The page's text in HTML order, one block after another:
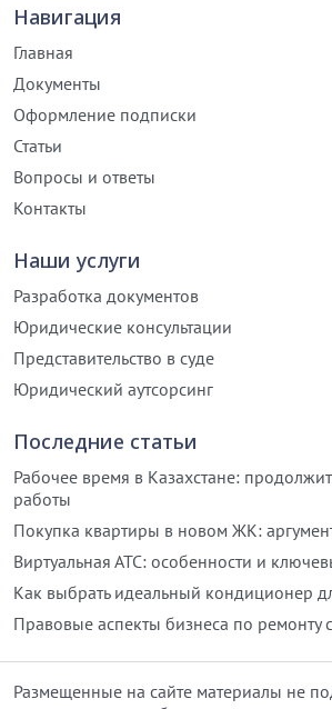
Навигация
Главная
Документы
Оформление подписки
Статьи
Вопросы и ответы
Контакты
Наши услуги
Разработка документов
Юридические консультации
Представительство в суде
Юридический аутсорсинг
Последние статьи
Рабочее время в Казахстане:
работы
Покупка квартиры в новом ЖК:
Виртуальная АТС: особенности и
Как выбрать идеальный кондиционер
Правовые аспекты бизнеса по ремонту
Размещенные на сайте материалы не